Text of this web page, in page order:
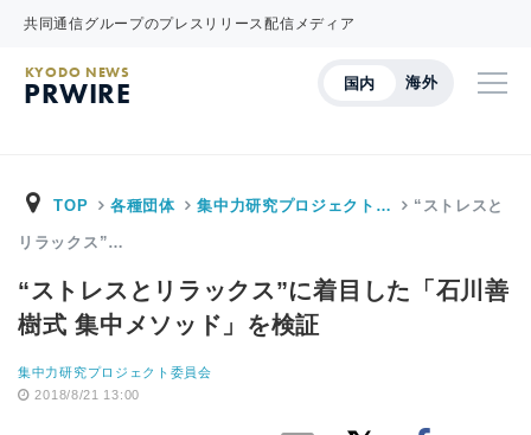
共同通信グループのプレスリリース配信メディア
国内 海外
KYODO NEWS
PRWIRE
TOP 各種団体 集中力研究プロジェクト… “ストレスと
リラックス”…
“ストレスとリラックス”に着目した「石川善
樹式 集中メソッド」を検証
集中力研究プロジェクト委員会
2018/8/21 13:00